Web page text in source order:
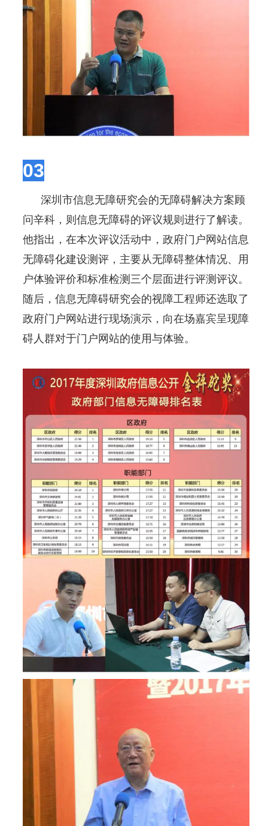
03
深圳市信息无障研究会的无障碍解决方案顾
问辛科，则信息无障碍的评议规则进行了解读。
他指出，在本次评议活动中，政府门户网站信息
无障碍化建设测评，主要从无障碍整体情况、用
户体验评价和标准检测三个层面进行评测评议。
随后，信息无障碍研究会的视障工程师还选取了
政府门户网站进行现场演示，向在场嘉宾呈现障
碍人群对于门户网站的使用与体验。